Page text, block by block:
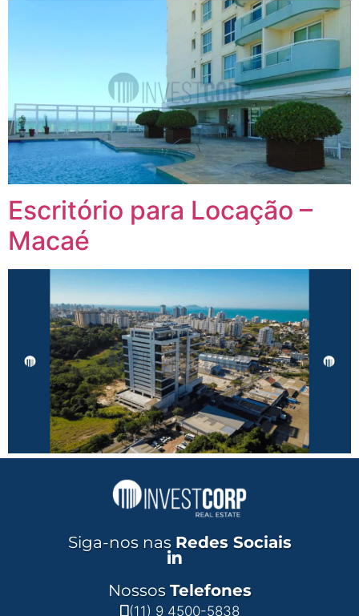
Escritório para Locação –
Macaé
Siga-nos nas Redes Sociais
Nossos Telefones
(11) 9 4500-5838